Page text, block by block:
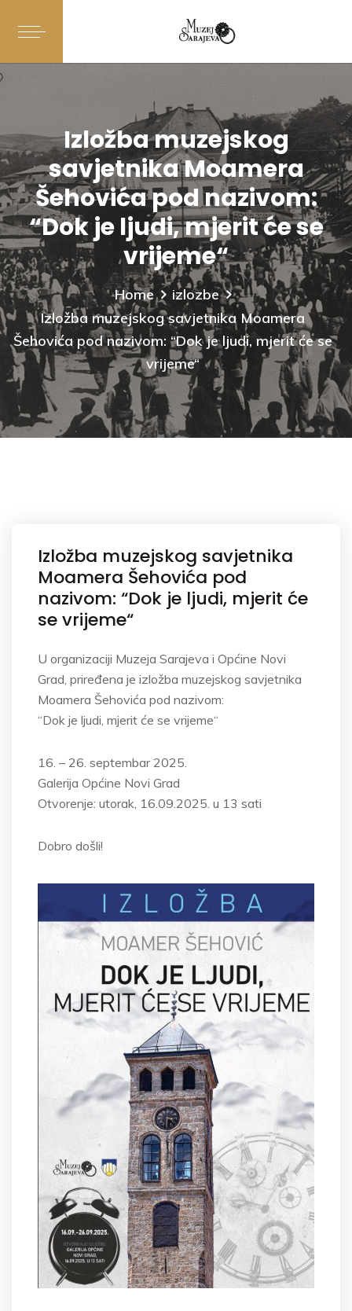
Izložba muzejskog
savjetnika Moamera
Šehovića pod nazivom:
“Dok je ljudi, mjerit će se
vrijeme“
Home
izlozbe
Izložba muzejskog savjetnika Moamera
Šehovića pod nazivom: “Dok je ljudi, mjerit će se
vrijeme“
Izložba muzejskog savjetnika
Moamera Šehovića pod
nazivom: “Dok je ljudi, mjerit će
se vrijeme“
U organizaciji Muzeja Sarajeva i Općine Novi
Grad, priređena je izložba muzejskog savjetnika
Moamera Šehovića pod nazivom:
“Dok je ljudi, mjerit će se vrijeme“
16. – 26. septembar 2025.
Galerija Općine Novi Grad
Otvorenje: utorak, 16.09.2025. u 13 sati
Dobro došli!